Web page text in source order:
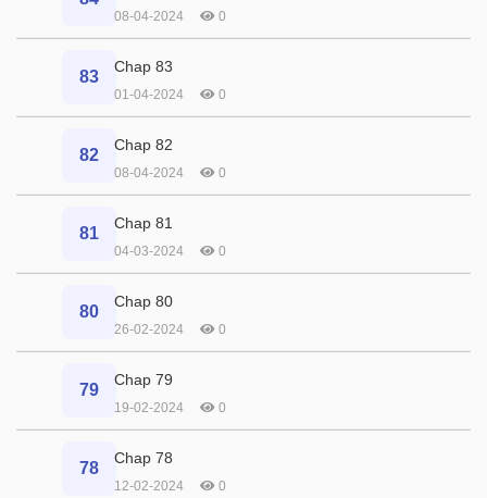
08-04-2024 0
83
Chap 83
01-04-2024 0
82
Chap 82
08-04-2024 0
81
Chap 81
04-03-2024 0
80
Chap 80
26-02-2024 0
79
Chap 79
19-02-2024 0
78
Chap 78
12-02-2024 0